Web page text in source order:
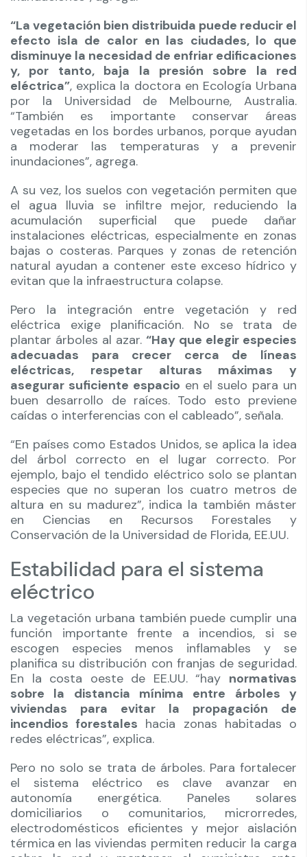
“La vegetación bien distribuida puede reducir el
efecto isla de calor en las ciudades, lo que
disminuye la necesidad de enfriar edificaciones
y, por tanto, baja la presión sobre la red
eléctrica”, explica la doctora en Ecología Urbana
por la Universidad de Melbourne, Australia.
“También es importante conservar áreas
vegetadas en los bordes urbanos, porque ayudan
a moderar las temperaturas y a prevenir
inundaciones”, agrega.
A su vez, los suelos con vegetación permiten que
el agua lluvia se infiltre mejor, reduciendo la
acumulación superficial que puede dañar
instalaciones eléctricas, especialmente en zonas
bajas o costeras. Parques y zonas de retención
natural ayudan a contener este exceso hídrico y
evitan que la infraestructura colapse.
Pero la integración entre vegetación y red
eléctrica exige planificación. No se trata de
plantar árboles al azar. “Hay que elegir especies
adecuadas para crecer cerca de líneas
eléctricas, respetar alturas máximas y
asegurar suficiente espacio en el suelo para un
buen desarrollo de raíces. Todo esto previene
caídas o interferencias con el cableado”, señala.
“En países como Estados Unidos, se aplica la idea
del árbol correcto en el lugar correcto. Por
ejemplo, bajo el tendido eléctrico solo se plantan
especies que no superan los cuatro metros de
altura en su madurez”, indica la también máster
en Ciencias en Recursos Forestales y
Conservación de la Universidad de Florida, EE.UU.
Estabilidad para el sistema
eléctrico
La vegetación urbana también puede cumplir una
función importante frente a incendios, si se
escogen especies menos inflamables y se
planifica su distribución con franjas de seguridad.
En la costa oeste de EE.UU. “hay normativas
sobre la distancia mínima entre árboles y
viviendas para evitar la propagación de
incendios forestales hacia zonas habitadas o
redes eléctricas”, explica.
Pero no solo se trata de árboles. Para fortalecer
el sistema eléctrico es clave avanzar en
autonomía energética. Paneles solares
domiciliarios o comunitarios, microrredes,
electrodomésticos eficientes y mejor aislación
térmica en las viviendas permiten reducir la carga